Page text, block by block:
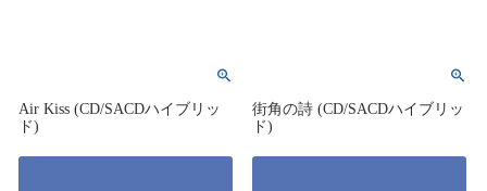
Air Kiss (CD/SACDハイブリッ
ド)
街角の詩 (CD/SACDハイブリッ
ド)